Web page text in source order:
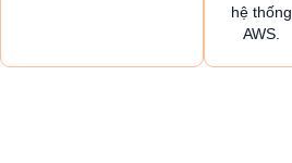
hệ thống
AWS.